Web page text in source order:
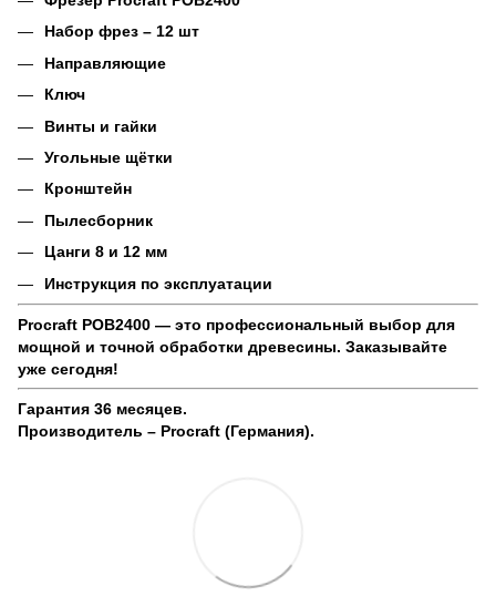
Набор фрез – 12 шт
Направляющие
Ключ
Винты и гайки
Угольные щётки
Кронштейн
Пылесборник
Цанги 8 и 12 мм
Инструкция по эксплуатации
Procraft POB2400 — это профессиональный выбор для
мощной и точной обработки древесины. Заказывайте
уже сегодня!
Гарантия 36 месяцев.
Производитель – Procraft (Германия).